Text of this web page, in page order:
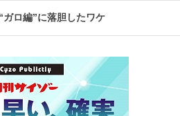
ガロ編”に落胆したワケ